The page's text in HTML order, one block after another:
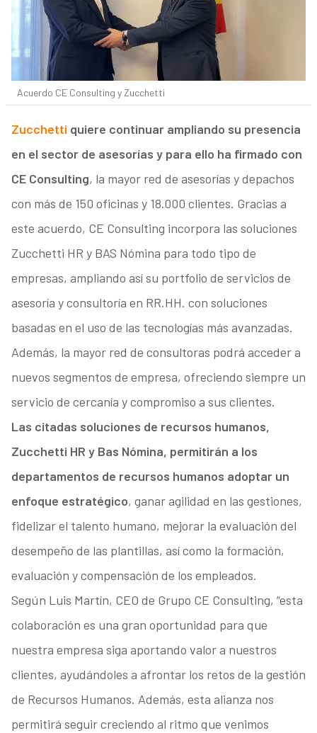
Acuerdo CE Consulting y Zucchetti
Zucchettiquiere continuar ampliando su presencia
en el sector de asesorías y para ello ha firmado con
CE Consulting, la mayor red de asesorías y depachos
con más de 150 oficinas y 18.000 clientes. Gracias a
este acuerdo, CE Consulting incorpora las soluciones
Zucchetti HR y BAS Nómina para todo tipo de
empresas, ampliando así su portfolio de servicios de
asesoría y consultoría en RR.HH. con soluciones
basadas en el uso de las tecnologías más avanzadas.
Además, la mayor red de consultoras podrá acceder a
nuevos segmentos de empresa, ofreciendo siempre un
servicio de cercanía y compromiso a sus clientes.
Las citadas soluciones de recursos humanos,
Zucchetti HR y Bas Nómina, permitirán a los
departamentos de recursos humanos adoptar un
enfoque estratégico, ganar agilidad en las gestiones,
fidelizar el talento humano, mejorar la evaluación del
desempeño de las plantillas, así como la formación,
evaluación y compensación de los empleados.
Según Luis Martín, CEO de Grupo CE Consulting, “esta
colaboración es una gran oportunidad para que
nuestra empresa siga aportando valor a nuestros
clientes, ayudándoles a afrontar los retos de la gestión
de Recursos Humanos. Además, esta alianza nos
permitirá seguir creciendo al ritmo que venimos